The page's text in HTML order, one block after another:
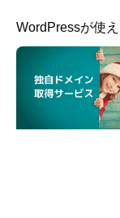
WordPressが使